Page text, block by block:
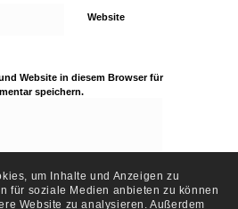
Website
Website in diesem Browser für
speichern.
um Inhalte und Anzeigen zu
für soziale Medien anbieten zu können
Website zu analysieren. Außerdem